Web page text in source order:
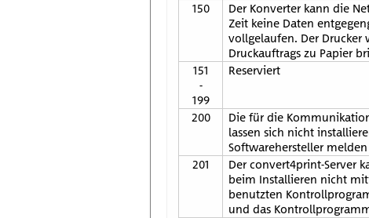
150
Der Konverter kann die
Zeit keine Daten
vollgelaufen. Der Drucker
Druckauftrags zu Papier
151
-
199
Reserviert
200
Die für die
lassen sich nicht
Softwarehersteller melden
201
Der convert4print-Server
beim Installieren nicht
benutzten
und das